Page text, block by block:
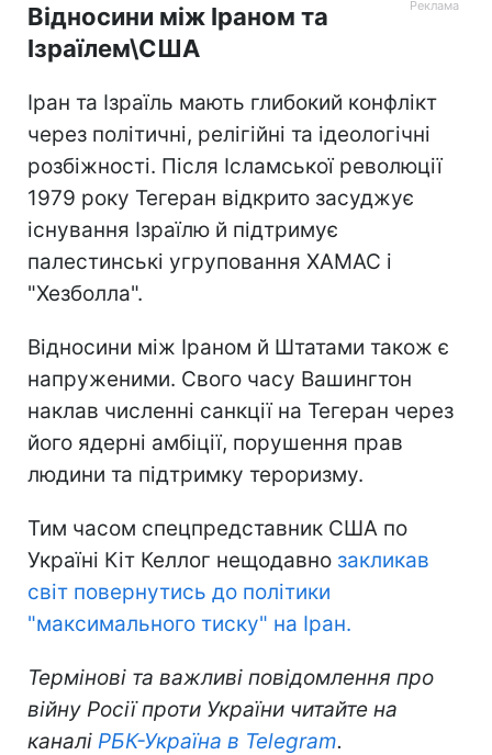
Відносини між Іраном та
Ізраїлем\США
Іран та Ізраїль мають глибокий конфлікт
через політичні, релігійні та ідеологічні
розбіжності. Після Ісламської революції
1979 року Тегеран відкрито засуджує
існування Ізраїлю й підтримує
палестинські угруповання ХАМАС і
"Хезболла".
Відносини між Іраном й Штатами також є
напруженими. Свого часу Вашингтон
наклав численні санкції на Тегеран через
його ядерні амбіції, порушення прав
людини та підтримку тероризму.
Тим часом спецпредставник США по
Україні Кіт Келлог нещодавно закликав
світ повернутись до політики
"максимального тиску" на Іран.
Термінові та важливі повідомлення про
війну Росії проти України читайте на
каналі РБК-Україна в Telegram.